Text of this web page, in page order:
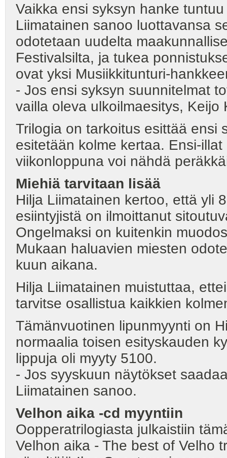
Vaikka ensi syksyn hanke
Liimatainen sanoo luottavansa
odotetaan uudelta
Festivalsilta, ja tukea
ovat yksi Musiikkitunturi-
- Jos ensi syksyn suunnitelmat
vailla oleva ulkoilmaesitys, Keijo
Trilogia on tarkoitus esittää ensi
esitetään kolme kertaa. Ensi-
viikonloppuna voi nähdä
Miehiä tarvitaan lisää
Hilja Liimatainen kertoo, että yli
esiintyjistä on ilmoittanut
Ongelmaksi on kuitenkin
Mukaan haluavien miesten
kuun aikana.
Hilja Liimatainen muistuttaa,
tarvitse osallistua kaikkien
Tämänvuotinen lipunmyynti on
normaalia toisen esityskauden
lippuja oli myyty 5100.
- Jos syyskuun näytökset
Liimatainen sanoo.
Velhon aika -cd myyntiin
Oopperatrilogiasta julkaistiin
Velhon aika - The best of Velho